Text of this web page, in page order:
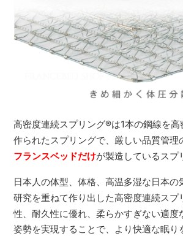
高密度連続スプリング®は1本の鋼線を
作られたスプリングで、厳しい品質管理
フランスベッドだけが製造しているスプ
日本人の体型、体格、高温多湿な日本の
研究を重ねて作り出した高密度連続スプ
性、耐久性に優れ、柔らかすぎない適度
姿勢を実現することで、より快適な眠り